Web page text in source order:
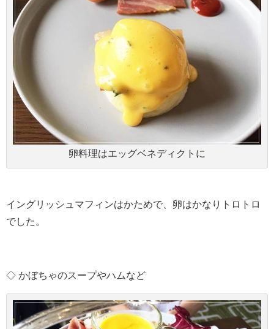
卵料理はエッグベネディクトに
イングリッシュマフィンはかためで、卵はかなりトロトロ
でした。
◇ かぼちゃのスープやハムなど